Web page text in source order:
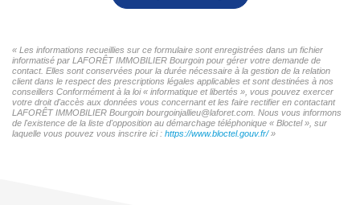
« Les informations recueillies sur ce formulaire sont enregistrées dans un fichier
informatisé par LAFORÊT IMMOBILIER Bourgoin pour gérer votre demande de
contact. Elles sont conservées pour la durée nécessaire à la gestion de la relation
client dans le respect des prescriptions légales applicables et sont destinées à nos
conseillers Conformément à la loi « informatique et libertés », vous pouvez exercer
votre droit d'accès aux données vous concernant et les faire rectifier en contactant
LAFORÊT IMMOBILIER Bourgoin bourgoinjallieu@laforet.com. Nous vous informons
de l'existence de la liste d'opposition au démarchage téléphonique « Bloctel », sur
laquelle vous pouvez vous inscrire ici : https://www.bloctel.gouv.fr/»